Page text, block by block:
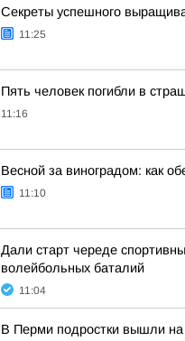
Секреты успешного
11:25
Пять человек погибли в
11:16
Весной за виноградом: как
11:10
Дали старт череде
волейбольных баталий
11:04
В Перми подростки вышли на